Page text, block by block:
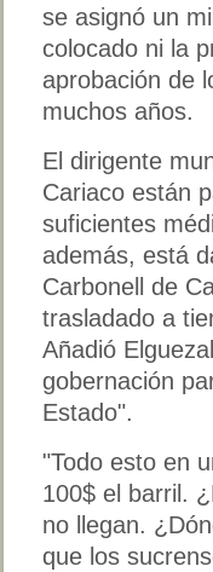
se asignó un
colocado ni la
aprobación de
muchos años.
El dirigente
Cariaco están
suficientes
además, está
Carbonell de
trasladado a
Añadió
gobernación
Estado".
"Todo esto en
100$ el barril.
no llegan.
que los